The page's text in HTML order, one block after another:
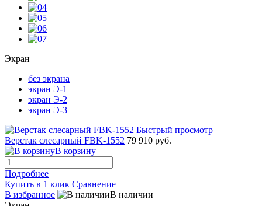
Экран
без экрана
экран Э-1
экран Э-2
экран Э-3
Быстрый просмотр
Верстак слесарный FBK-1552 79 910 руб.
В корзину
Подробнее
Купить в 1 клик Сравнение
В избранное
В наличии